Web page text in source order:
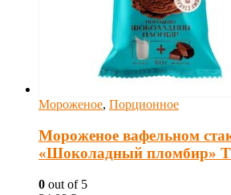
Мороженое, Порционное
Мороженое вафельном
«Шоколадный пломбир»
0 out of 5